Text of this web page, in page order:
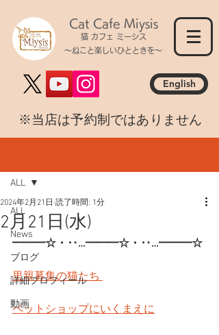
Cat Cafe Miysis
猫 カフェ ミーシス
～ねこと楽しいひとときを～
English
​※当店は予約制ではありません
ALL
News
ブログ
詳細プロフィール
動画
ALL
2月21日(水)
2024年2月21日 読了時間: 1分
━━━☆・‥…━━━☆・‥…━━━☆
里親募集の猫たち
ペットショップにいくまえに